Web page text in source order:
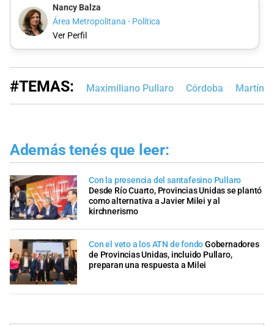
Nancy Balza
Área Metropolitana - Política
Ver Perfil
#TEMAS: Maximiliano Pullaro Córdoba Martín
Además tenés que leer:
Con la presencia del santafesino Pullaro
Desde Río Cuarto, Provincias Unidas se plantó
como alternativa a Javier Milei y al
kirchnerismo
Con el veto a los ATN de fondoGobernadores
de Provincias Unidas, incluido Pullaro,
preparan una respuesta a Milei